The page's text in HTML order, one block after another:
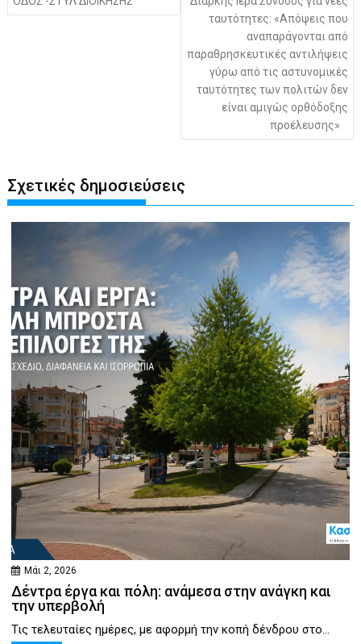
ταυτότητες: «Απόψεις που
αναπαράγονται από
παραθρησκευτικές αντιλήψεις
γύρω από τις αστυνομικές
ταυτότητες των πολιτών δεν
είναι αμιγώς ορθόδοξης
προέλευσης»
Σχετικές δημοσιεύσεις
Μάι 2, 2026
Δέντρα έργα και πόλη: ανάμεσα στην ανάγκη και
την υπερβολή
Τις τελευταίες ημέρες, με αφορμή την κοπή δένδρου στο...